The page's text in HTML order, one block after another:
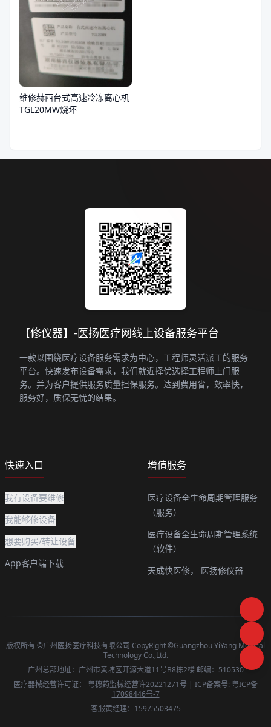
维修赫西台式高速冷冻离心机
TGL20MW烧坏
【修仪器】-医扬医疗网线上设备服务平台
一款以围绕医疗设备服务需求为中心，工程师灵活派工的服务
平台。快速发布设备需求，我们就近择优选择工程师上门服
务。并为客户提供服务质量担保服务。达到费用省，效率快，
服务好，质保无忧的结果。
快速入口
我有设备要维修
我能够修设备
想要购买/转让设备
App客户端下载
增值服务
医疗设备全生命周期管理服务
（服务）
医疗设备全生命周期管理系统
（软件）
天成快医修，
医扬修仪器
版权所有 ©广州医扬医疗科技有限公司 CopyRight ©Guangzhou YiYang Medical
Technology Co.,Ltd.
广州总部地址：广州市黄埔区开源大道11号B8栋2楼 邮编：510530
医疗器械经营许可证： 粤穗药监械经营许20221271号 | ICP备案号: 粤ICP备
17098446号-7
客服黄经理：15975503475